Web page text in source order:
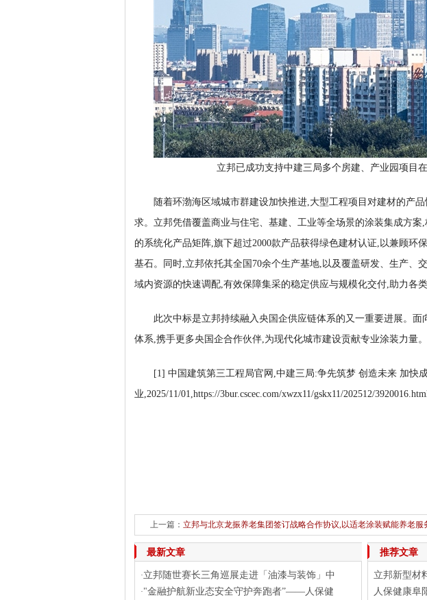
立邦已成功支持中建三局多个房建、产业园项目
随着环渤海区域城市群建设加快推进,大型工程项目对建材的产
求。立邦凭借覆盖商业与住宅、基建、工业等全场景的涂装集成方
的系统化产品矩阵,旗下超过2000款产品获得绿色建材认证,以兼顾环
基石。同时,立邦依托其全国70余个生产基地,以及覆盖研发、生产、
域内资源的快速调配,有效保障集采的稳定供应与规模化交付,助力各
此次中标是立邦持续融入央国企供应链体系的又一重要进展。
体系,携手更多央国企合作伙伴,为现代化城市建设贡献专业涂装力量。
[1] 中国建筑第三工程局官网,中建三局:争先筑梦 创造未来 加快
业,2025/11/01,https://3bur.cscec.com/xwzx11/gskx11/202512/
上一篇： 立邦与北京龙振养老集团签订战略合作协议,以适老涂装赋能养老服
下一篇：遭法士特指控抄袭，三年砸
最新文章
·立邦随世赛长三角巡展走进「油漆与装饰」中
·"金融护航新业态安全守护奔跑者”——人保健
推荐文章
立邦新型材
人保健康阜